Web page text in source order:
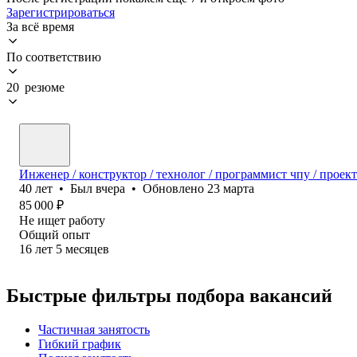
Зарегистрироваться
За всё время
По соответствию
20 резюме
Инженер / конструктор / технолог / программист чпу /
40 лет • Был вчера • Обновлено 23 марта
85 000 ₽
Не ищет работу
Общий опыт
16 лет 5 месяцев
Быстрые фильтры подбора вакансий
Частичная занятость
Гибкий график